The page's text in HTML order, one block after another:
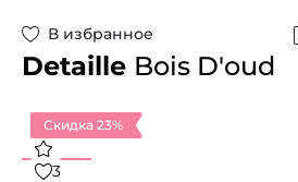
В избранное
Detaille Bois D'oud
Скидка 23%
3